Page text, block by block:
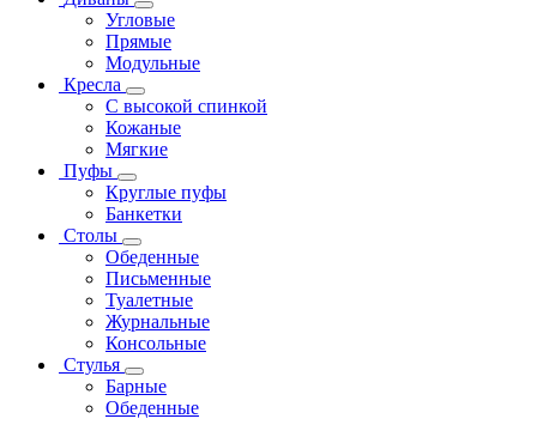
Угловые
Прямые
Модульные
Кресла
С высокой спинкой
Кожаные
Мягкие
Пуфы
Круглые пуфы
Банкетки
Столы
Обеденные
Письменные
Туалетные
Журнальные
Консольные
Стулья
Барные
Обеденные